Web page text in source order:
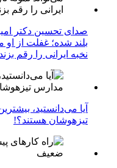
صدای تحسین دکتر
بلند شده؛ غفلت از او
نخبه ایرانی را رقم بزند
آیا می‌دانستید،
تیزهوشان هستند؟!